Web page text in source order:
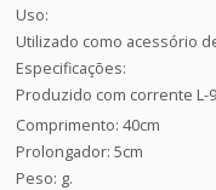
Uso:
Utilizado como acessório
Especificações:
Produzido com corrente L-
Comprimento: 40cm
Prolongador: 5cm
Peso: g.